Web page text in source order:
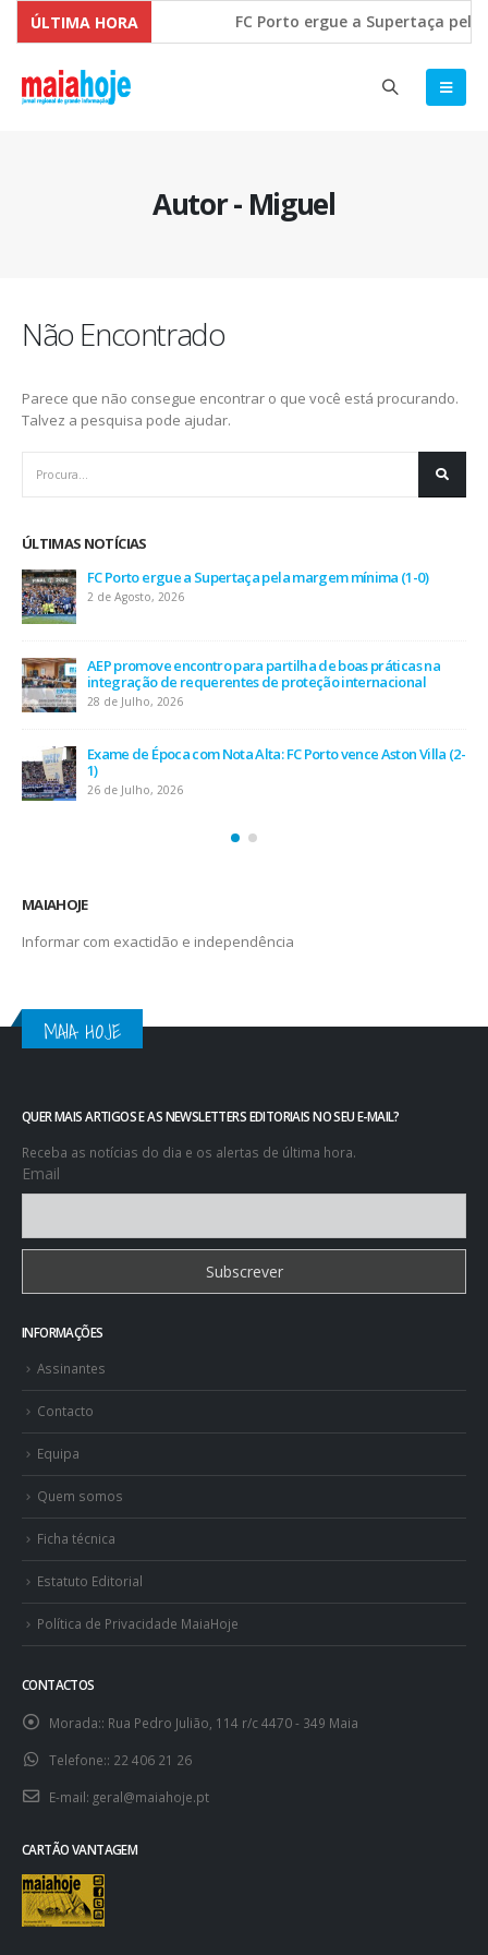
ÚLTIMA HORA FC Porto ergue a Supertaça
Comissão Europeia quer ouvir
Autor - Miguel
Não Encontrado
Parece que não consegue encontrar o que você está procurando.
Talvez a pesquisa pode ajudar.
ÚLTIMAS NOTÍCIAS
FC Porto ergue a Supertaça pela margem mínima (1-0)
2 de Agosto, 2026
AEP promove encontro para partilha de boas práticas na
integração de requerentes de proteção internacional
28 de Julho, 2026
Exame de Época com Nota Alta: FC Porto vence Aston Villa (2-
1)
26 de Julho, 2026
MAIAHOJE
Informar com exactidão e independência
MAIA HOJE
QUER MAIS ARTIGOS E AS NEWSLETTERS EDITORIAIS NO SEU E-MAIL?
Receba as notícias do dia e os alertas de última hora.
Email
INFORMAÇÕES
Assinantes
Contacto
Equipa
Quem somos
Ficha técnica
Estatuto Editorial
Política de Privacidade MaiaHoje
CONTACTOS
Morada:: Rua Pedro Julião, 114 r/c 4470 - 349 Maia
Telefone:: 22 406 21 26
E-mail: geral@maiahoje.pt
CARTÃO VANTAGEM